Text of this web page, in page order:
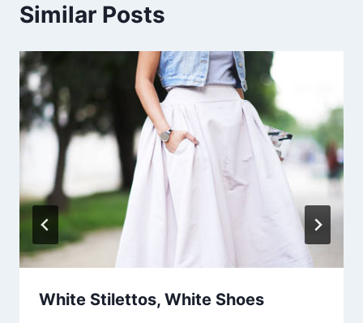
Similar Posts
White Stilettos, White Shoes